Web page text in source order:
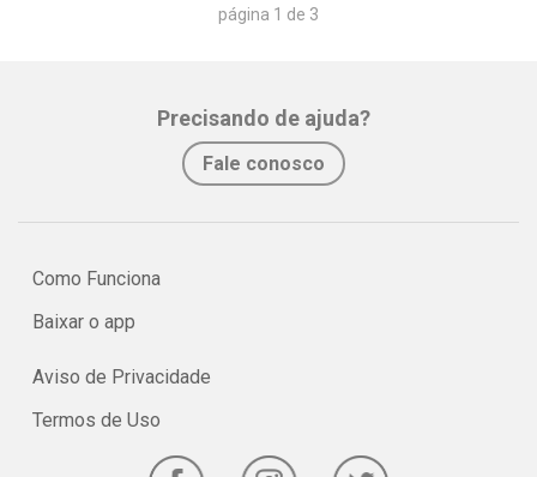
página 1 de 3
Precisando de ajuda?
Fale conosco
Como Funciona
Baixar o app
Aviso de Privacidade
Termos de Uso